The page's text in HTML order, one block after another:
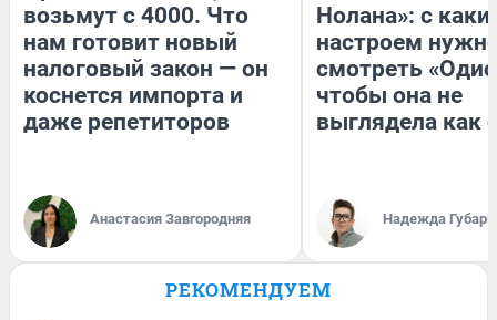
возьмут с 4000. Что
нам готовит новый
налоговый закон — он
коснется импорта и
даже репетиторов
Анастасия Завгородняя
Нолана»: с
настроем
смотреть
чтобы она не
выглядела как
Надежда Губарь
РЕКОМЕНДУЕМ